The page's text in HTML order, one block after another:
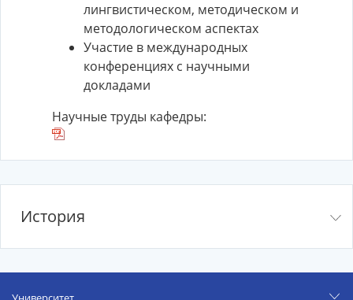
лингвистическом, методическом и
методологическом аспектах
Участие в международных
конференциях с научными
докладами
Научные труды кафедры:
История